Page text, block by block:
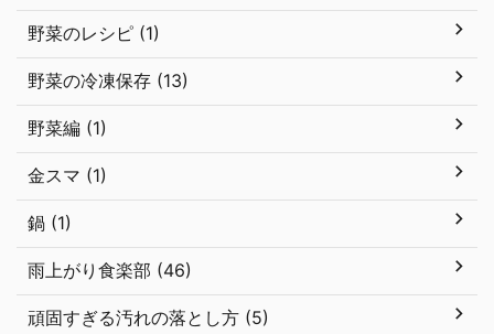
野菜のレシピ (1)
野菜の冷凍保存 (13)
野菜編 (1)
金スマ (1)
鍋 (1)
雨上がり食楽部 (46)
頑固すぎる汚れの落とし方 (5)